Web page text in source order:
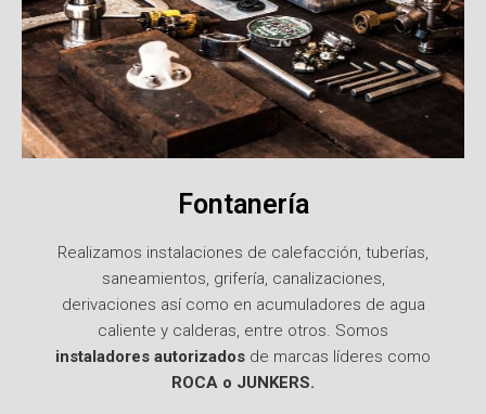
Fontanería
Realizamos instalaciones de calefacción, tuberías,
saneamientos, grifería, canalizaciones,
derivaciones así como en acumuladores de agua
caliente y calderas, entre otros. Somos
instaladores autorizados de marcas líderes como
ROCA o JUNKERS.